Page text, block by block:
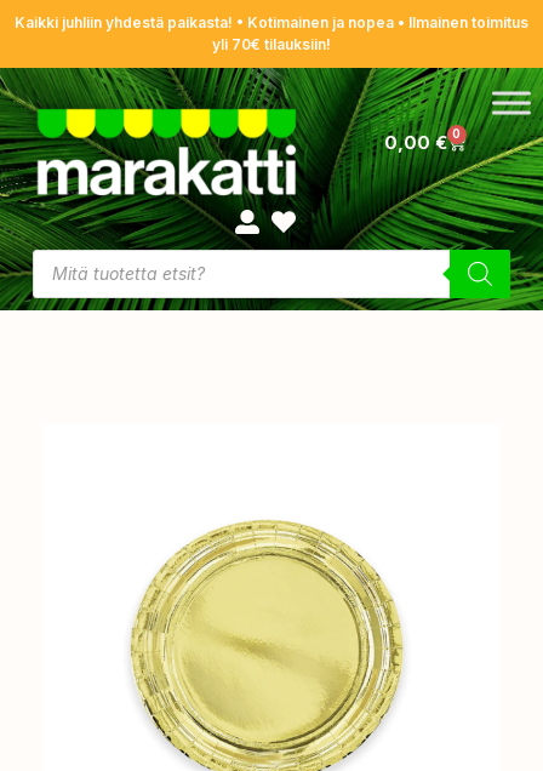
Kaikki juhliin yhdestä paikasta! • Kotimainen ja nopea • Ilmainen toimitus
yli 70€ tilauksiin!
0,00€ 0